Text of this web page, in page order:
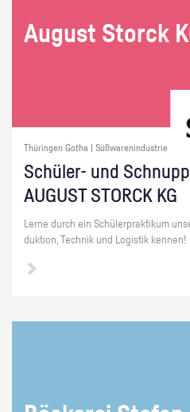
Au­gust Storck
Thüringen Gotha | Süßwarenindustrie
Schü­ler- und
AU­GUST STORCK KG
Lerne durch ein Schü­ler­prak­ti­kum
duk­ti­on, Tech­nik und Lo­gis­tik ken­nen!